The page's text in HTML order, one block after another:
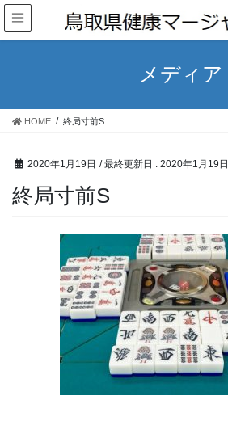
メディア
HOME 終局寸前S
2020年1月19日 / 最終更新日 : 2020年1月19日
終局寸前S